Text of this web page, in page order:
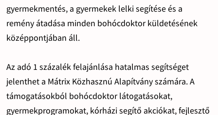
gyermekmentés, a gyermekek lelki segítése és a
remény átadása minden bohócdoktor küldetésének
középpontjában áll.
Az adó 1 százalék felajánlása hatalmas segítséget
jelenthet a Mátrix Közhasznú Alapítvány számára. A
támogatásokból bohócdoktor látogatásokat,
gyermekprogramokat, kórházi segítő akciókat, fejlesztő